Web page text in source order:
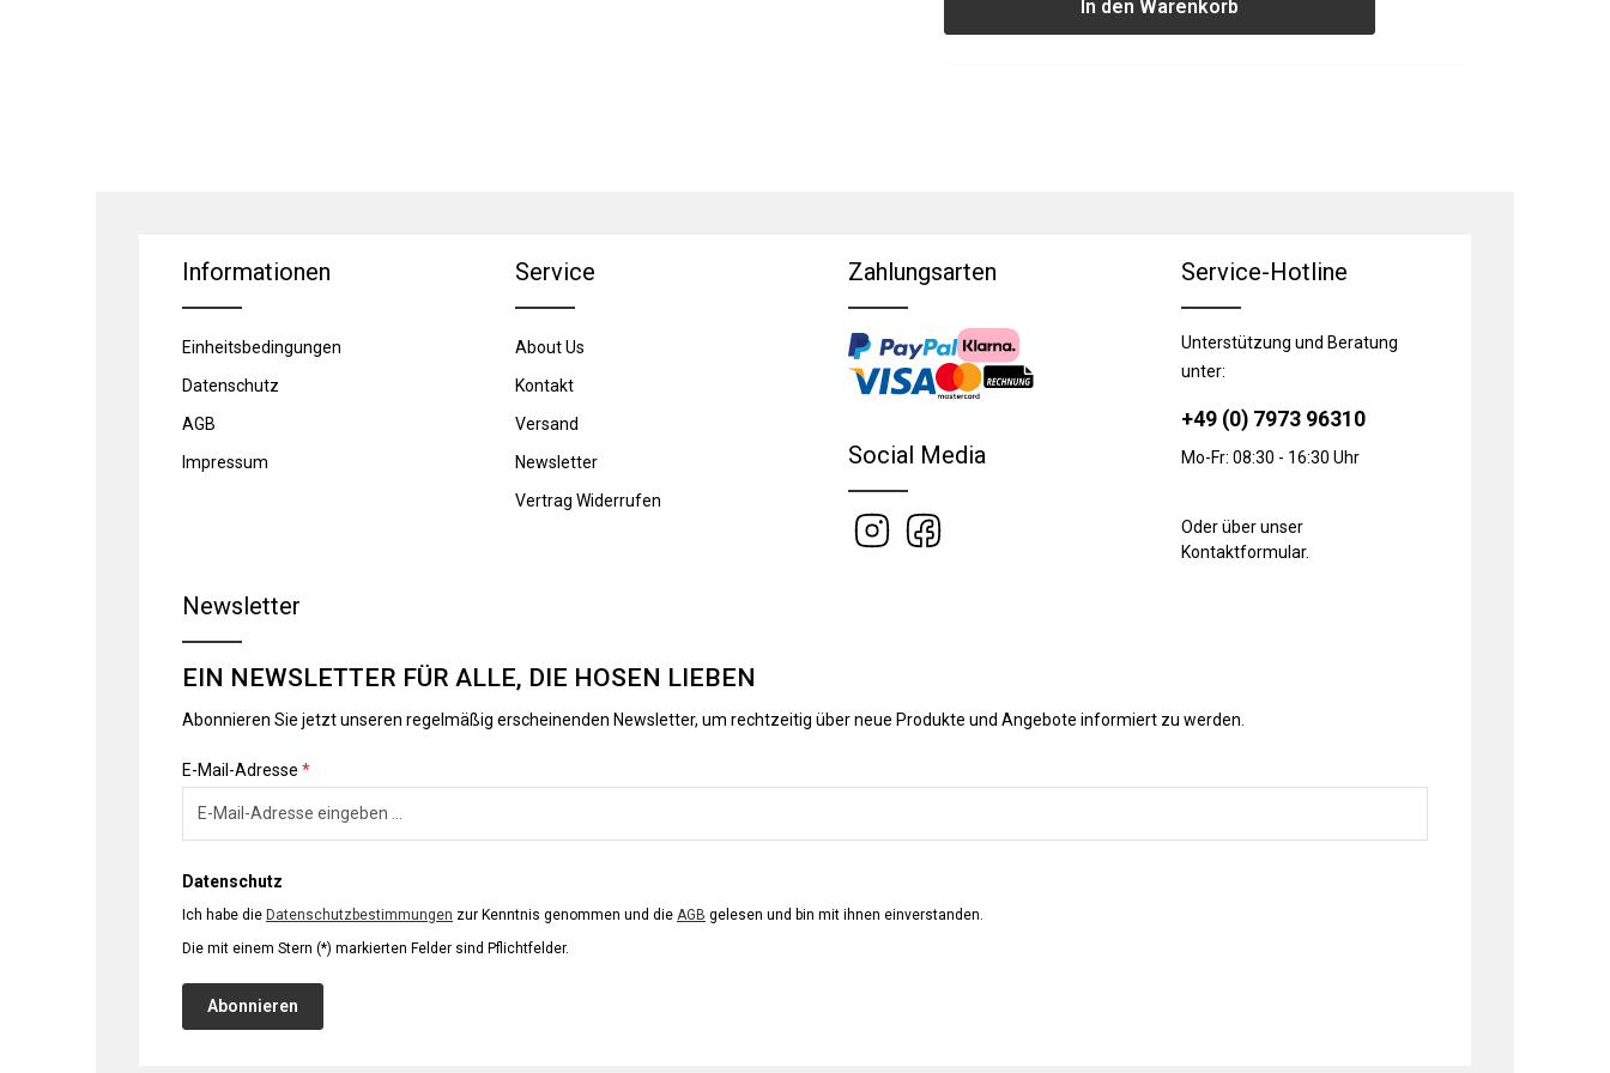
In den Warenkorb
Informationen
Einheitsbedingungen
Datenschutz
AGB
Impressum
Service
About Us
Kontakt
Versand
Newsletter
Vertrag Widerrufen
Zahlungsarten
Social Media
Service-Hotline
Unterstützung und Beratung
unter:
+49 (0) 7973 96310
Mo-Fr: 08:30 - 16:30 Uhr
Oder über unser
Kontaktformular.
Newsletter
EIN NEWSLETTER FÜR ALLE, DIE HOSEN LIEBEN
Abonnieren Sie jetzt unseren regelmäßig erscheinenden Newsletter, um rechtzeitig über neue Produkte und Angebote informiert zu werden.
E-Mail-Adresse *
Datenschutz
Ich habe die Datenschutzbestimmungen zur Kenntnis genommen und die AGB gelesen und bin mit ihnen einverstanden.
Die mit einem Stern (*) markierten Felder sind Pflichtfelder.
Abonnieren